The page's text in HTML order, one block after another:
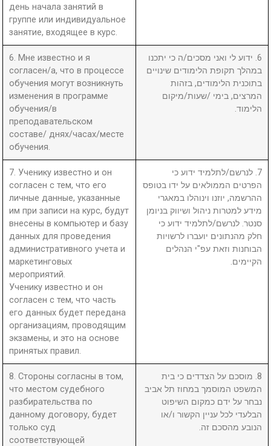
день начала занятий в
группе или индивидуальное
занятие, входящее в курс.
6. Мне известно и я
согласен/а, что в процессе
обучения могут возникнуть
изменения в программе
обучения/в
преподавательском
составе/ днях/часах/месте
обучения.
6. ידוע לי ואני מסכים/ה כי יתכנו
במהלך תקופת הלימודים שינויים
בתוכנית הלימודים, בזהות
המרצים, בימי /שעות/מיקום
הלימוד.
7. Ученику известно и он
согласен с тем, что его
личные данные, указанные
им при записи на курс, будут
внесены в компьютер и базу
данных для проведения
административного учета и
маркетинговых
мероприятий.
Ученику известно и он
согласен с тем, что часть
его данных будет передана
организациям, проводящим
экзамены, и это на основе
принятых правил.
7. לנרשם/לתלמיד ידוע כי
הפרטים הממולאים על ידו בטופס
ההרשמה, יוזנו וינוהלו במאגרי
מידע למטרות ניהול ושיווק בניומן
סנטר. לנרשם/לתלמיד ידוע כי
חלק מהנתונים יועברו לרשויות
הבוחנות וזאת עפ"י הנהלים
הקיימים.
8. Стороны согласны в том,
что местом судебного
разбирательства по
данному договору, будет
только суд
соответствующей
8. מוסכם על הצדדים כי בית
המשפט המוסמך במחוז תל אביב
נבחר על ידם כמקום השיפוט
הבלעדי לכל עניין הקשור ו/או
הנובע מהסכם זה.